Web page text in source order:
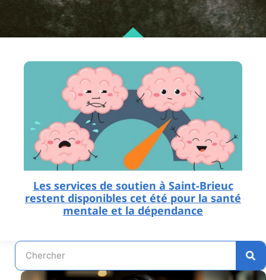
Les services de soutien à Saint-Brieuc
restent disponibles cet été pour la santé
mentale et la dépendance